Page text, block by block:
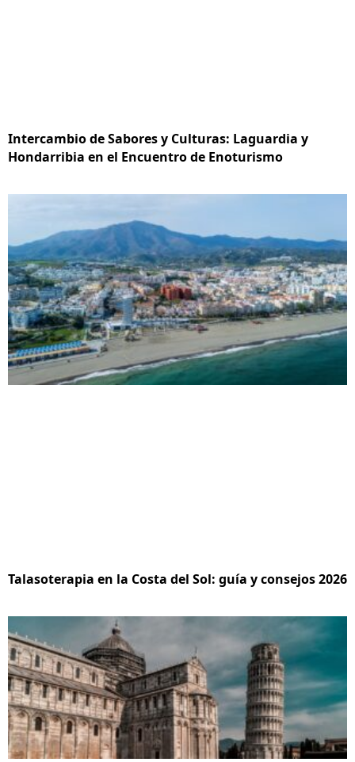
Intercambio de Sabores y Culturas: Laguardia y
Hondarribia en el Encuentro de Enoturismo
Talasoterapia en la Costa del Sol: guía y consejos 2026